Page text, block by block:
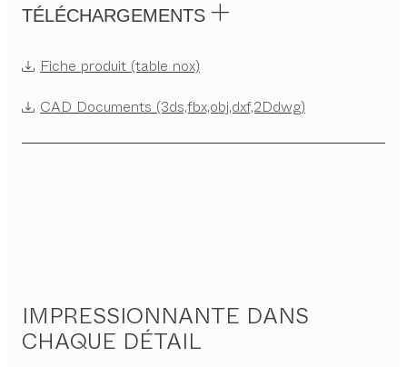
TÉLÉCHARGEMENTS
Fiche produit (table nox)
CAD Documents (3ds,fbx,obj,dxf,2Ddwg)
IMPRESSIONNANTE DANS
CHAQUE DÉTAIL